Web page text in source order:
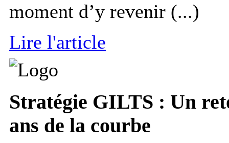
moment d’y revenir (...)
Lire l'article
Stratégie GILTS : Un
ans de la courbe